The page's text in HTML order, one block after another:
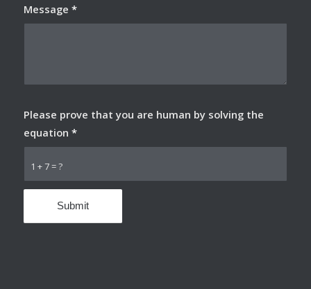
Message *
1 + 7 = ?
Please prove that you are human by solving the
equation *